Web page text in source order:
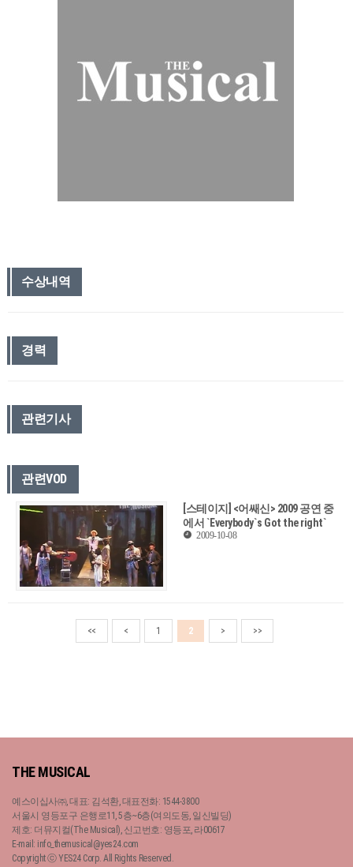
수상내역
경력
관련기사
관련VOD
[스테이지] <어쌔신> 2009 공연 중
에서 `Everybody`s Got the right`
2009-10-08
<< < 1 2 > >>
THE MUSICAL
예스이십사㈜, 대표: 김석환, 대표전화: 1544-3800
서울시 영등포구 은행로11, 5층~6층(여의도동, 일신빌딩)
제호: 더뮤지컬(The Musical), 신고번호: 영등포, 라00617
E-mail: info_themusical@yes24.com
Copyright ⓒ YES24 Corp. All Rights Reserved.